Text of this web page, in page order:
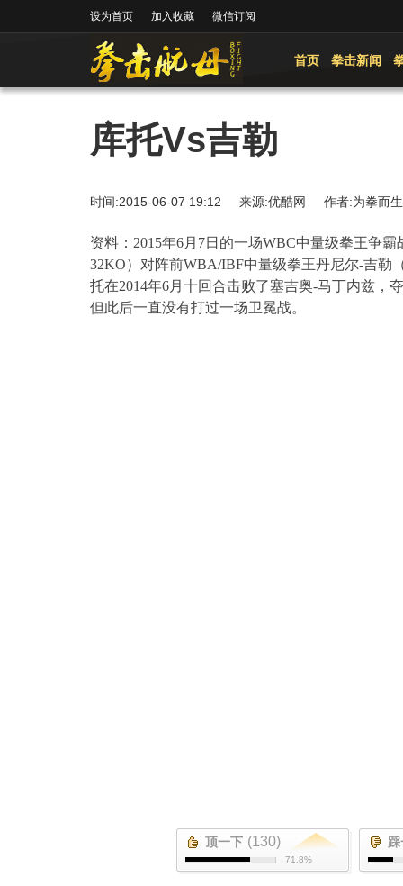
设为首页 加入收藏 微信订阅
首页 拳击新闻
库托Vs吉勒
时间:2015-06-07 19:12 来源:优酷网 作者:为拳
资料： 2015年6月 7日 的一场WBC中量级拳王争霸
32KO）对阵前WBA/IBF中量级拳王丹尼尔-吉勒
托在2014年6月十回合击败了塞吉奥-马丁内兹，
但此后一直没有打过一场卫冕战。
顶一下 (130)
71.8%